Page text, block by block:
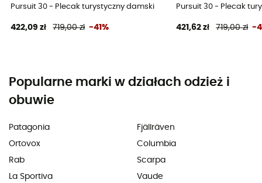
Pursuit 30 - Plecak turystyczny damski
422,09 zł 719,00 zł -41%
Pursuit 30 - Plecak
421,62 zł 719,00 zł -
Popularne marki w działach odzież i
obuwie
Patagonia
Ortovox
Rab
La Sportiva
Fjällräven
Columbia
Scarpa
Vaude